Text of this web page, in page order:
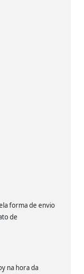
forma de envio
de
na hora da